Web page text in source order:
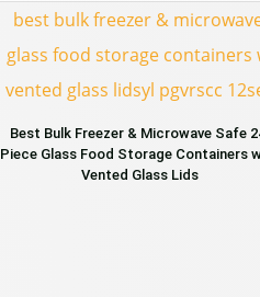
Best Bulk Freezer & Microwave Safe
Piece Glass Food Storage Containers
Vented Glass Lids